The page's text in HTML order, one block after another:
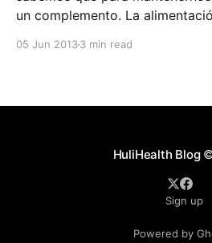
un complemento. La
05 Jun 20133 min read
HuliHealth Blog©
Sign up
Powered by